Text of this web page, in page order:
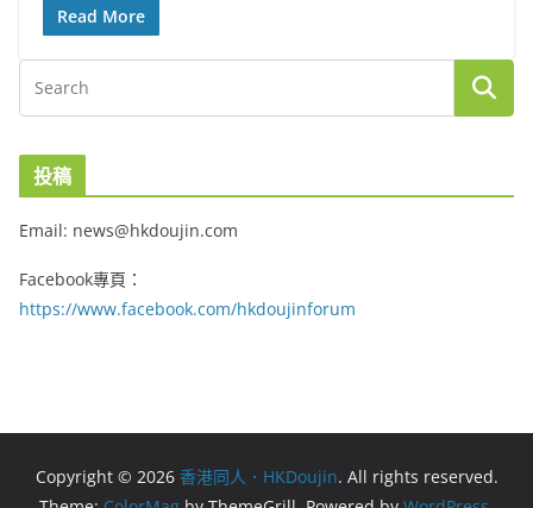
Read More
投稿
Email: news@hkdoujin.com
Facebook專頁：
https://www.facebook.com/hkdoujinforum
Copyright © 2026 香港同人．HKDoujin. All rights reserved.